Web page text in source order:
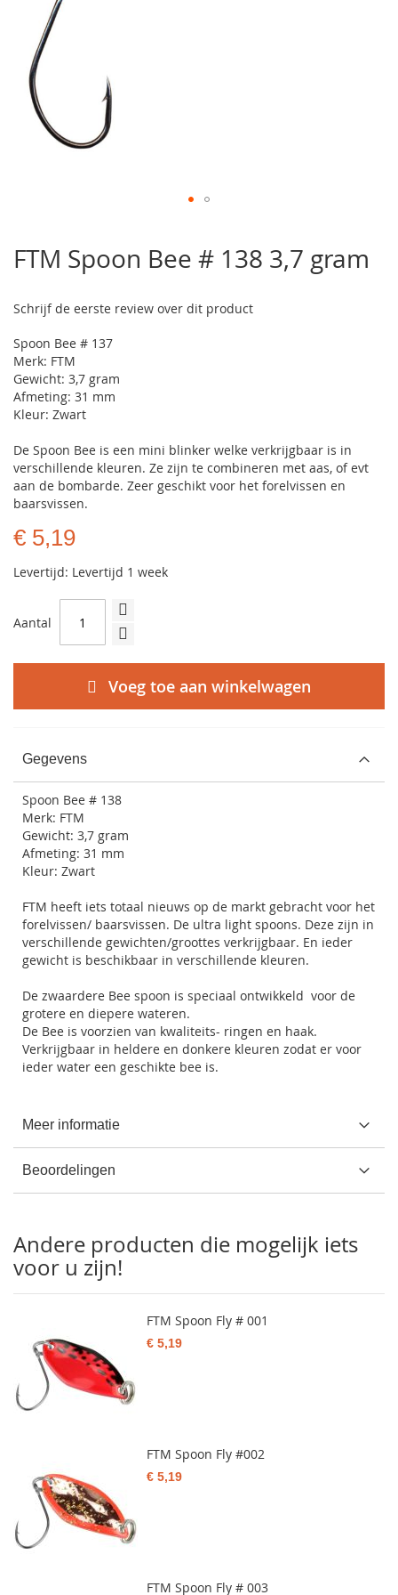
het
begin
de
gallerij
FTM Spoon Bee # 138 3,7 gram
Schrijf de eerste review over dit product
Spoon Bee # 137
Merk: FTM
Gewicht: 3,7 gram
Afmeting: 31 mm
Kleur: Zwart
De Spoon Bee is een mini blinker welke verkrijgbaar is in
verschillende kleuren. Ze zijn te combineren met aas, of evt
aan de bombarde. Zeer geschikt voor het forelvissen en
baarsvissen.
€ 5,19
Levertijd: Levertijd 1 week
Aantal
Voeg toe aan winkelwagen
Gegevens
Spoon Bee # 138
Merk: FTM
Gewicht: 3,7 gram
Afmeting: 31 mm
Kleur: Zwart
FTM heeft iets totaal nieuws op de markt gebracht voor het
forelvissen/ baarsvissen. De ultra light spoons. Deze zijn in
verschillende gewichten/groottes verkrijgbaar. En ieder
gewicht is beschikbaar in verschillende kleuren.
De zwaardere Bee spoon is speciaal ontwikkeld voor de
grotere en diepere wateren.
De Bee is voorzien van kwaliteits- ringen en haak.
Verkrijgbaar in heldere en donkere kleuren zodat er voor
ieder water een geschikte bee is.
Meer informatie
Beoordelingen
Andere producten die mogelijk iets
voor u zijn!
FTM Spoon Fly # 001
€ 5,19
FTM Spoon Fly #002
€ 5,19
FTM Spoon Fly # 003